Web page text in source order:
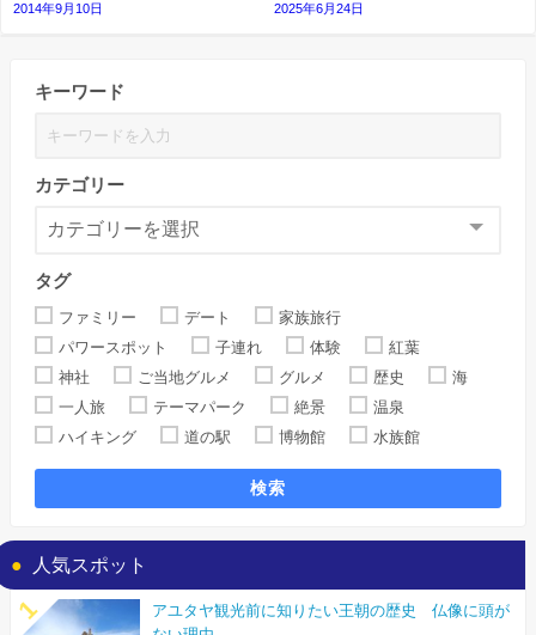
2014年9月10日 2025年6月24日
キーワード
カテゴリー
タグ
ファミリー デート
家族旅行
パワースポット
子連れ 体験
紅葉
神社
ご当地グルメ グルメ 歴史
海
一人旅
テーマパーク 絶景
温泉
ハイキング
道の駅 博物館 水族館
検索
人気スポット
アユタヤ観光前に知りたい王朝の歴史 仏像に頭が